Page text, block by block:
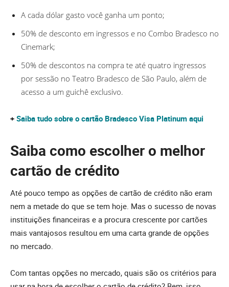
A cada dólar gasto você ganha um ponto;
50% de desconto em ingressos e no Combo Bradesco no
Cinemark;
50% de descontos na compra te até quatro ingressos
por sessão no Teatro Bradesco de São Paulo, além de
acesso a um guichê exclusivo.
+ Saiba tudo sobre o cartão Bradesco Visa Platinum aqui
Saiba como escolher o melhor
cartão de crédito
Até pouco tempo as opções de cartão de crédito não eram
nem a metade do que se tem hoje. Mas o sucesso de novas
instituições financeiras e a procura crescente por cartões
mais vantajosos resultou em uma carta grande de opções
no mercado.
Com tantas opções no mercado, quais são os critérios para